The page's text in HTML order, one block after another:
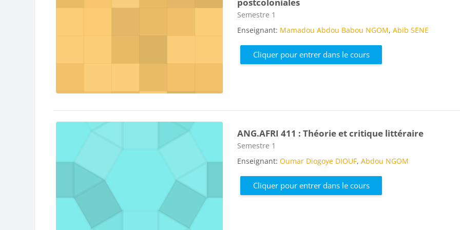
Catégorie de cours
Semestre 1
Enseignant: Mamadou Abdou Babou NGOM,Abib SENE
Cliquer pour entrer dans le cours
ANG.AFRI 411 : Théorie et critique littéraire
Catégorie de cours
Semestre 1
Enseignant:Oumar Diogoye DIOUF,Abdou NGOM
Cliquer pour entrer dans le cours